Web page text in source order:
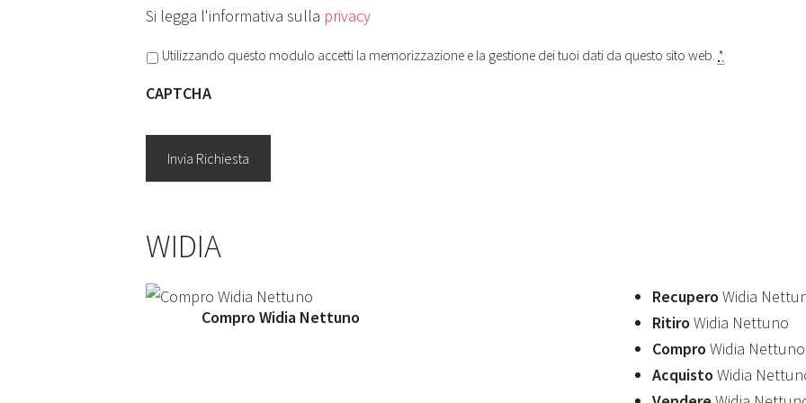
Si legga l'informativa sulla privacy
Privacy *
Utilizzando questo modulo accetti la memorizzazione e la gestione dei tuoi dati da questo sito web. *
CAPTCHA
WIDIA
Compro Widia Nettuno
RecuperoWidia
Ritiro Widia Nettuno
Compro Widia Nettuno
Acquisto Widia